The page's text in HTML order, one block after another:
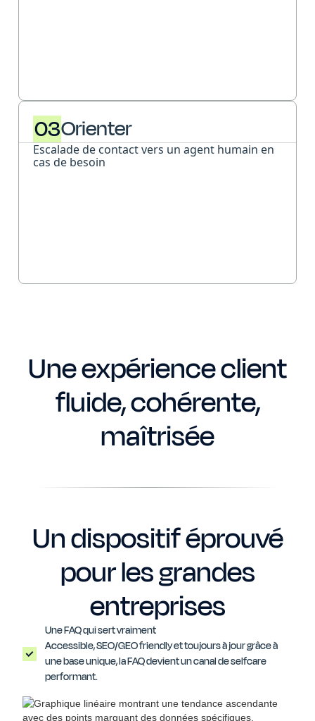
03Orienter
Escalade de contact vers un agent humain en
cas de besoin
Une expérience client
fluide, cohérente,
maîtrisée
Un dispositif éprouvé
pour les grandes
entreprises
Une FAQ qui sert vraiment
Accessible, SEO/GEO friendly et toujours à jour grâce à
une base unique, la FAQ devient un canal de selfcare
performant.